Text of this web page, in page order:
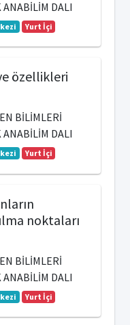
DALI
Yurt İçi
özellikleri
BİLİMLERİ
DALI
Yurt İçi
noktaları
BİLİMLERİ
DALI
Yurt İçi